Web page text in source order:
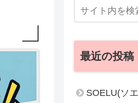
最近の投稿
SOELU(ソ